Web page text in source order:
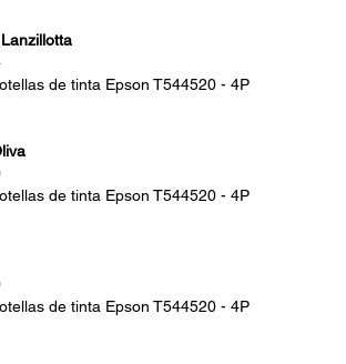
de tinta Epson T544520 - 4P
de tinta Epson T544520 - 4P
de tinta Epson T544520 - 4P